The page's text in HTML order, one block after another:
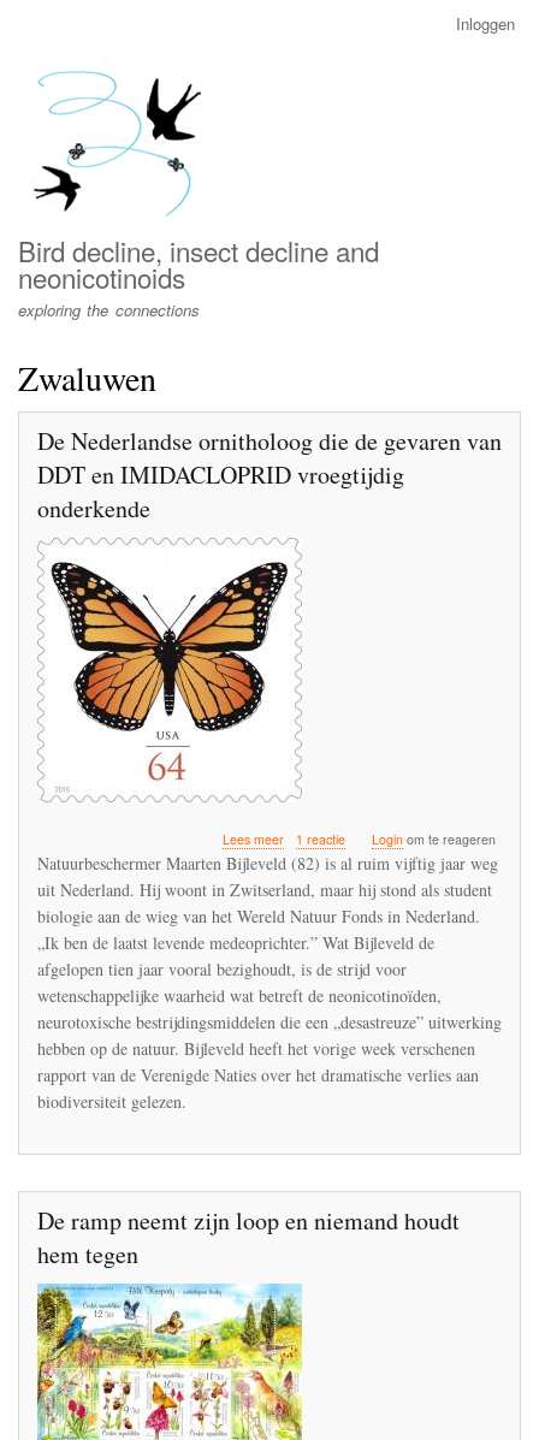
menu
Inloggen
Bird decline, insect decline and
neonicotinoids
exploring the connections
Zwaluwen
De Nederlandse ornitholoog die de gevaren van
DDT en IMIDACLOPRID vroegtijdig
onderkende
Lees meerover
De
Nederlandse
ornitholoog
die
de
van
DDT
en
IMIDACLOPRID
vroegtijdig
onderkende
1 reactie Loginom te reageren
Natuurbeschermer Maarten Bijleveld (82) is al ruim vijftig jaar weg
uit Nederland. Hij woont in Zwitserland, maar hij stond als student
biologie aan de wieg van het Wereld Natuur Fonds in Nederland.
„Ik ben de laatst levende medeoprichter.” Wat Bijleveld de
afgelopen tien jaar vooral bezighoudt, is de strijd voor
wetenschappelijke waarheid wat betreft de neonicotinoïden,
neurotoxische bestrijdingsmiddelen die een „desastreuze” uitwerking
hebben op de natuur. Bijleveld heeft het vorige week verschenen
rapport van de Verenigde Naties over het dramatische verlies aan
biodiversiteit gelezen.
De ramp neemt zijn loop en niemand houdt
hem tegen